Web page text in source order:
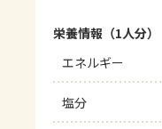
栄養情報（1人分）
エネルギー
塩分